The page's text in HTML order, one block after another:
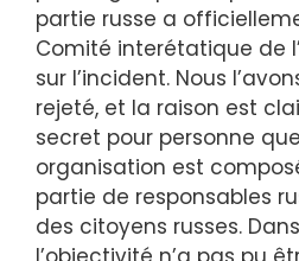
partie russe a
Comité interétatique de
sur l’incident. Nous
rejeté, et la raison est
secret pour personne
organisation est
partie de responsables
des citoyens russes.